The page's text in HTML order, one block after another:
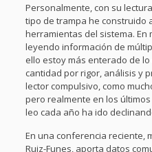
Personalmente, con su
tipo de trampa he construido
herramientas del sistema. En
leyendo información de
ello estoy más enterado de
cantidad por rigor, análisis y
lector compulsivo, como
pero realmente en los
leo cada año ha ido
En una conferencia reciente,
Ruiz-Funes, aporta datos